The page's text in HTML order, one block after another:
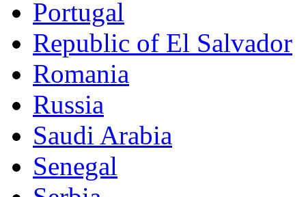
Portugal
Republic of El Salvador
Romania
Russia
Saudi Arabia
Senegal